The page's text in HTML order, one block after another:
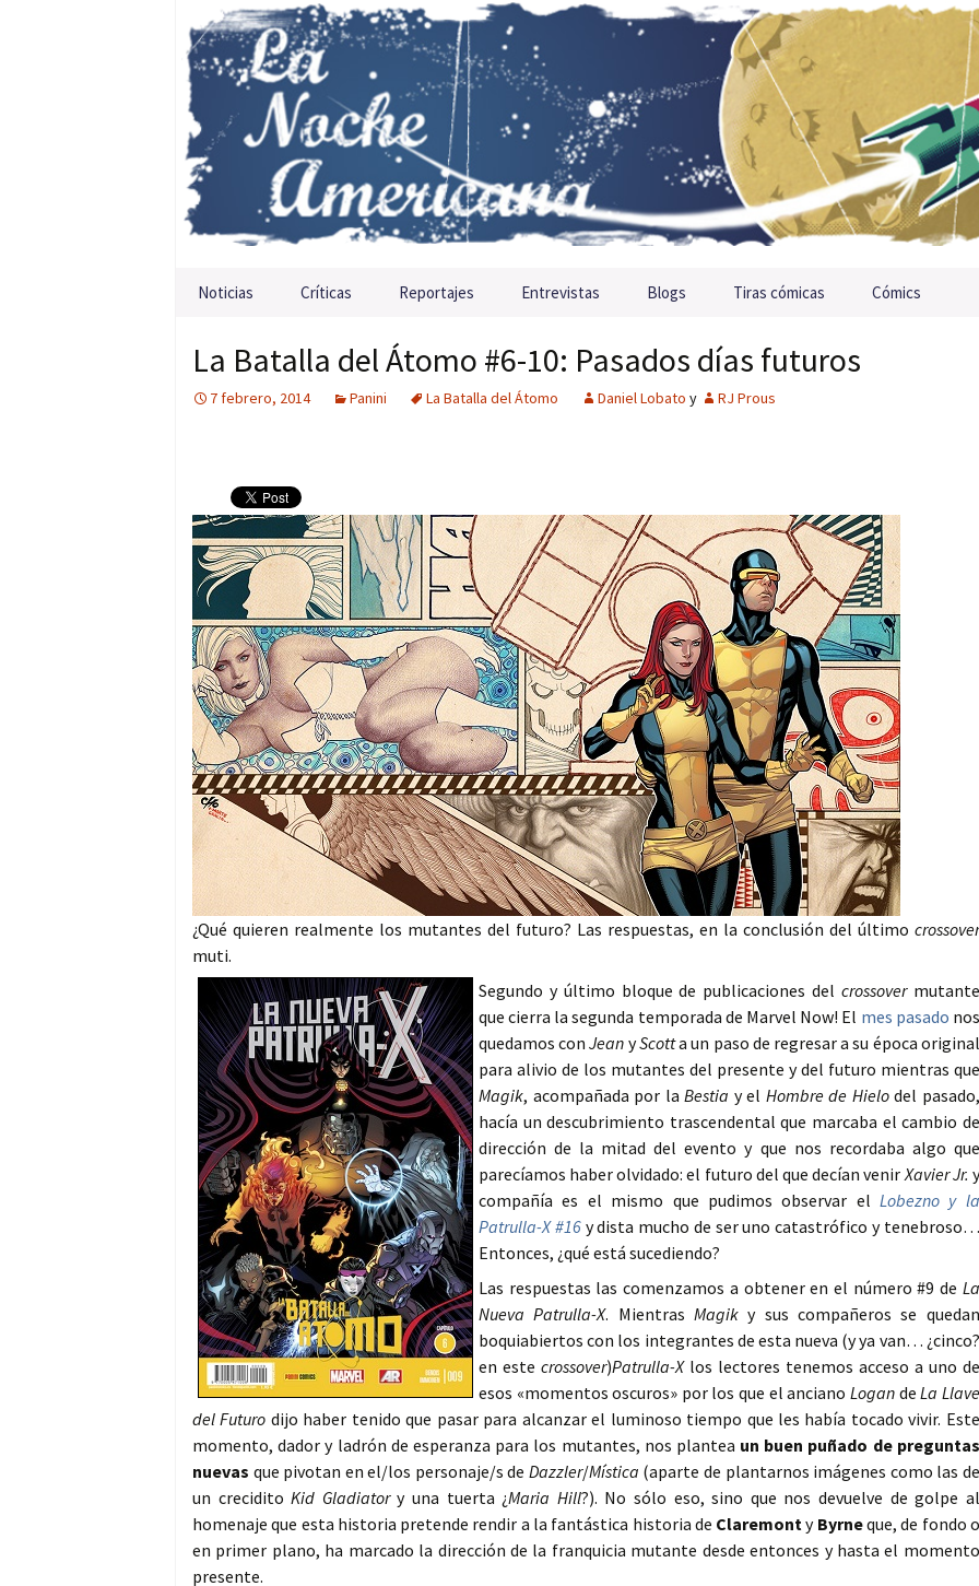
Saltar al contenido
Noticias Críticas Reportajes Entrevistas Blogs Tiras cómicas Cómics
La Batalla del Átomo #6-10: Pasados días futuros
7 febrero, 2014 Panini La Batalla del Átomo Daniel Lobato y RJ Prous
¿Qué quieren realmente los mutantes del futuro? Las respuestas, en la conclusión del último crossover
muti.
Segundo y último bloque de publicaciones del crossover mutante
que cierra la segunda temporada de Marvel Now! El mes pasado nos
quedamos conJean yScotta un paso de regresar a su época original
para alivio de los mutantes del presente y del futuro mientras que
Magik, acompañada por laBestia y el Hombre de Hielodel pasado,
hacía un descubrimiento trascendental que marcaba el cambio de
dirección de la mitad del evento y que nos recordaba algo que
parecíamos haber olvidado: el futuro del que decían venirXavier Jr. y
compañía es el mismo que pudimos observar elLobezno y la
Patrulla-X #16y dista mucho de ser uno catastrófico y tenebroso…
Entonces, ¿qué está sucediendo?
Las respuestas las comenzamos a obtener en el número #9 de La
Nueva Patrulla-X. MientrasMagiky sus compañeros se quedan
boquiabiertos con los integrantes de esta nueva (y ya van… ¿cinco?
en este crossover)Patrulla-X los lectores tenemos acceso a uno de
esos «momentos oscuros» por los que el anciano Logan deLa Llave
del Futuro dijo haber tenido que pasar para alcanzar el luminoso tiempo que les había tocado vivir. Este
momento, dador y ladrón de esperanza para los mutantes, nos plantea un buen puñado de preguntas
nuevas que pivotan en el/los personaje/s de Dazzler/Mística (aparte de plantarnos imágenes como las de
un creciditoKid Gladiatory una tuerta ¿Maria Hill?). No sólo eso, sino que nos devuelve de golpe al
homenaje que esta historia pretende rendir a la fantástica historia de Claremonty Byrneque, de fondo o
en primer plano, ha marcado la dirección de la franquicia mutante desde entonces y hasta el momento
presente.